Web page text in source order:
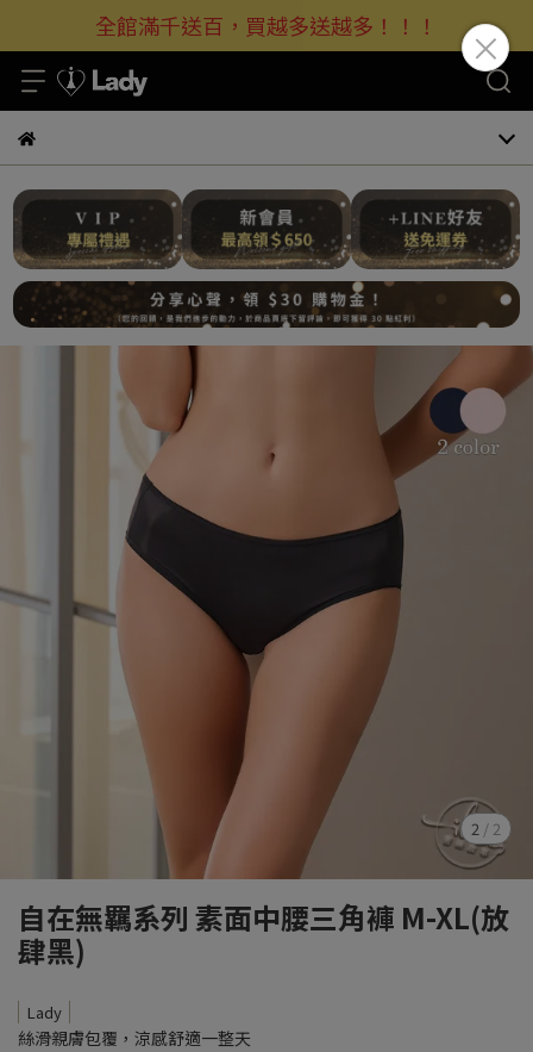
全館滿千送百，買越多送越多！！！
2 / 2
自在無羈系列 素面中腰三角褲 M-XL(放
肆黑)
Lady
絲滑親膚包覆，涼感舒適一整天